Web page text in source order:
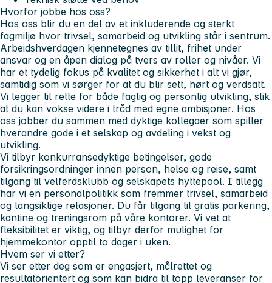
Hvorfor jobbe hos oss?
Hos oss blir du en del av et inkluderende og sterkt
fagmiljø hvor trivsel, samarbeid og utvikling står i sentrum.
Arbeidshverdagen kjennetegnes av tillit, frihet under
ansvar og en åpen dialog på tvers av roller og nivåer. Vi
har et tydelig fokus på kvalitet og sikkerhet i alt vi gjør,
samtidig som vi sørger for at du blir sett, hørt og verdsatt.
Vi legger til rette for både faglig og personlig utvikling, slik
at du kan vokse videre i tråd med egne ambisjoner. Hos
oss jobber du sammen med dyktige kollegaer som spiller
hverandre gode i et selskap og avdeling i vekst og
utvikling.
Vi tilbyr konkurransedyktige betingelser, gode
forsikringsordninger innen person, helse og reise, samt
tilgang til velferdsklubb og selskapets hyttepool. I tillegg
har vi en personalpolitikk som fremmer trivsel, samarbeid
og langsiktige relasjoner. Du får tilgang til gratis parkering,
kantine og treningsrom på våre kontorer. Vi vet at
fleksibilitet er viktig, og tilbyr derfor mulighet for
hjemmekontor opptil to dager i uken.
Hvem ser vi etter?
Vi ser etter deg som er engasjert, målrettet og
resultatorientert og som kan bidra til topp leveranser for